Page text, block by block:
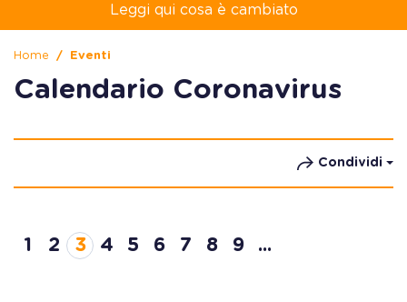
Leggi qui cosa è cambiato
Home Eventi
Calendario Coronavirus
Condividi
1 2 3 4 5 6 7 8 9 ...